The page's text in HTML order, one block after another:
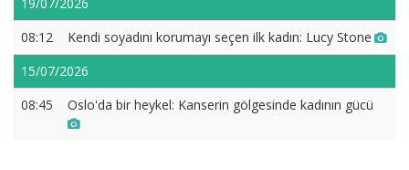
08:12
Kendi soyadını korumayı seçen ilk kadın: Lucy Stone
15/07/2026
08:45
Oslo'da bir heykel: Kanserin gölgesinde kadının gücü